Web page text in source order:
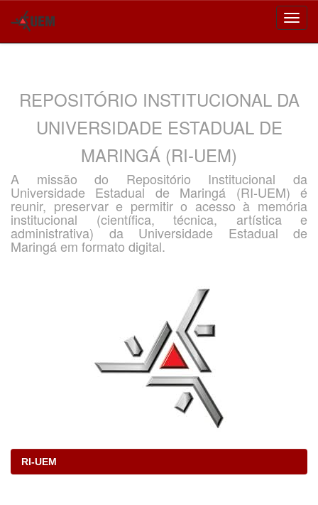
REPOSITÓRIO INSTITUCIONAL DA
UNIVERSIDADE ESTADUAL DE
MARINGÁ (RI-UEM)
A missão do Repositório Institucional da
Universidade Estadual de Maringá (RI-UEM) é
reunir, preservar e permitir o acesso à memória
institucional (científica, técnica, artística e
administrativa) da Universidade Estadual de
Maringá em formato digital.
RI-UEM